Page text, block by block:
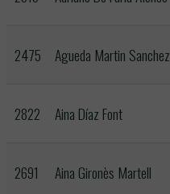
2475 Agueda Martin Sanchez
2822 Aina Díaz Font
2691 Aina Gironès Martell